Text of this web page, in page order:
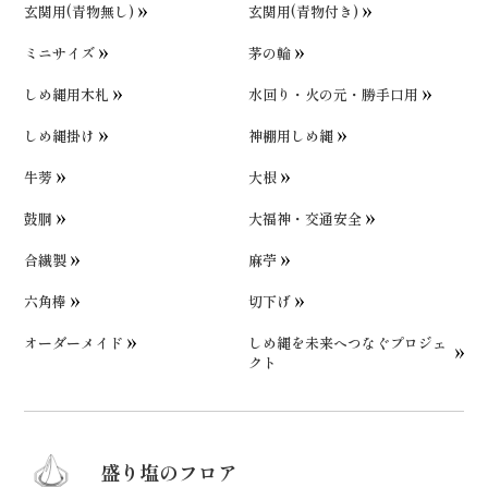
玄関用(青物無し)
玄関用(青物付き)
ミニサイズ
茅の輪
しめ縄用木札
水回り・火の元・勝手口用
しめ縄掛け
神棚用しめ縄
牛蒡
大根
鼓胴
大福神・交通安全
合繊製
麻苧
六角棒
切下げ
オーダーメイド
しめ縄を未来へつなぐプロジェ
クト
盛り塩のフロア